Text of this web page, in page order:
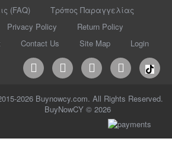
(FAQ)
Τρόπος Παραγγελίας
Privacy Policy
Return Policy
Contact Us Site Map Login
2026 Buynowcy.com. All Rights Reserved.
BuyNowCY © 2026